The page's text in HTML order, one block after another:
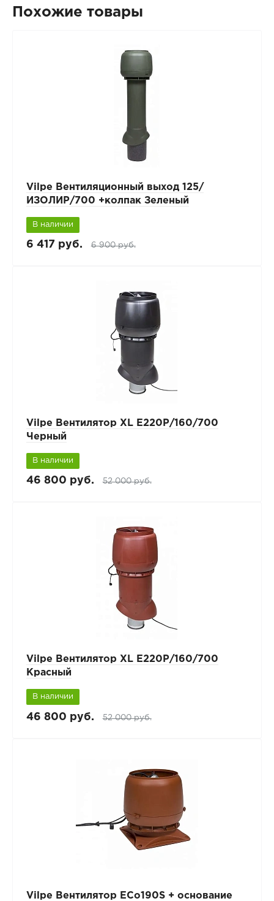
Похожие товары
Vilpe Вентиляционный выход 125/
ИЗОЛИР/700 +колпак Зеленый
В наличии
6 417 руб. 6 900 руб.
Vilpe Вентилятор XL E220Р/160/700
Черный
В наличии
46 800 руб. 52 000 руб.
Vilpe Вентилятор XL E220Р/160/700
Красный
В наличии
46 800 руб. 52 000 руб.
Vilpe Вентилятор ECo190S + основание